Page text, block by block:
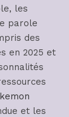
les
parole
des
en 2025 et
et les